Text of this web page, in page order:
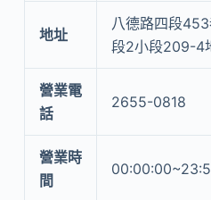
地址
八德路四段
段2小段209-4
營業電
話
2655-0818
營業時
間